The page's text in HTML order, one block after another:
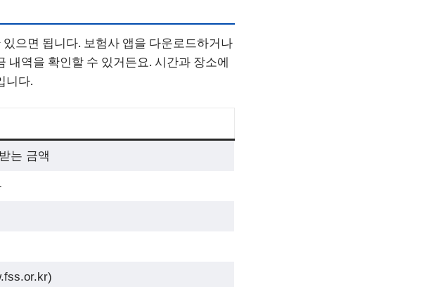
으면 됩니다. 보험사 앱을 다운로드하거나
내역을 확인할 수 있거든요. 시간과 장소에
니다.
는 금액